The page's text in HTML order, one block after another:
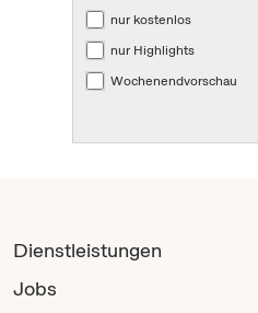
nur kostenlos
nur Highlights
Wochenendvorschau
Dienstleistungen
Jobs